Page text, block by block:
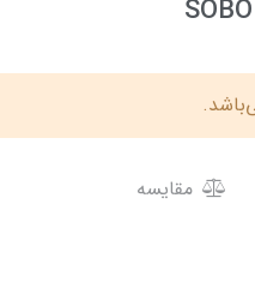
مقایسه